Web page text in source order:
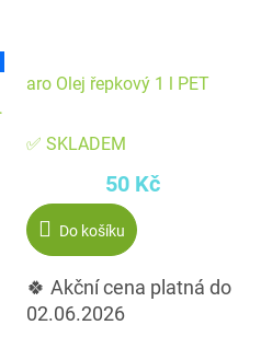
aro Olej řepkový 1 l PET
✅ SKLADEM
50 Kč
Do košíku
🍀 Akční cena platná do
02.06.2026